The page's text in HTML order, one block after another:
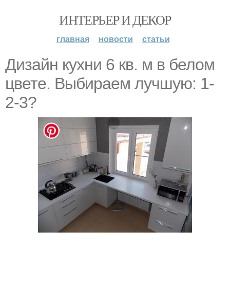
ИНТЕРЬЕР И ДЕКОР
главная новости статьи
Дизайн кухни 6 кв. м в белом
цвете. Выбираем лучшую: 1-
2-3?